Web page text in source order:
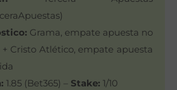
Grama, empate apuesta no
Cristo Atlético, empate apuesta
1.85 (Bet365) – Stake: 1/10